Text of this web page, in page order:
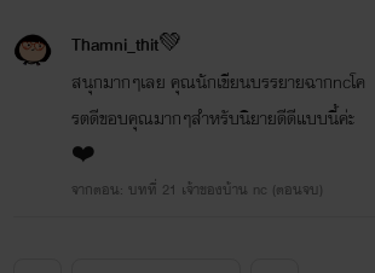
Thamni_thit💚
สนุกมากๆเลย คุณนักเขียนบรรยายฉากncโค
รตดีขอบคุณมากๆสำหรับนิยายดีดีแบบนี้ค่ะ
❤️
จากตอน: บทที่ 21 เจ้าของบ้าน nc (ตอนจบ)